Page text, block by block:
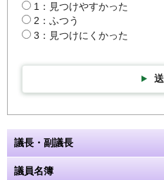
1：見つけやすかった
2：ふつう
3：見つけにくかった
議長・副議長
議員名簿